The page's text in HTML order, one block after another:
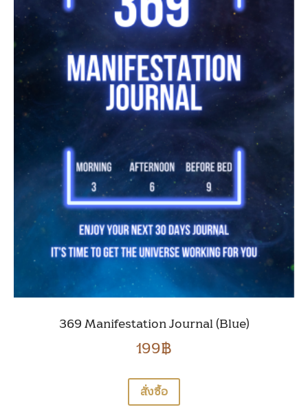
369 Manifestation Journal (Blue)
199฿
สั่งซื้อ